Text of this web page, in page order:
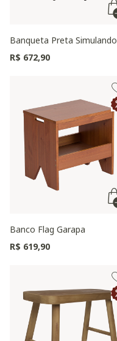
Banqueta Preta Simulando
R$ 672,90
Banco Flag Garapa
R$ 619,90